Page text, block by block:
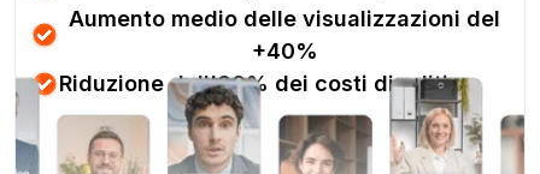
Aumento medio delle visualizzazioni del
+40%
Riduzione dell'80% dei costi di editing